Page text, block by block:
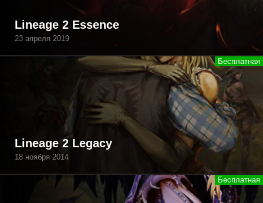
Lineage 2 Essence
23 апреля 2019
Lineage 2 Legacy
18 ноября 2014